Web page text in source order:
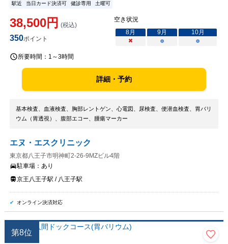
駅近 当日カード決済可 健診専用 土曜可
38,500円 (税込)
350ポイント
空き状況
8月 9月 10月
×
○ ○
所要時間： 1～3時間
詳細・予約
基本検査、血液検査、胸部レントゲン、心電図、尿検査、便潜血検査、胃バリ
ウム（胃透視）、腹部エコー、腫瘍マーカー
エヌ・エスクリニック
東京都八王子市明神町2-26-9MZビル4階
駐車場： あり
京王八王子駅 / 八王子駅
オンライン決済対応
第8位